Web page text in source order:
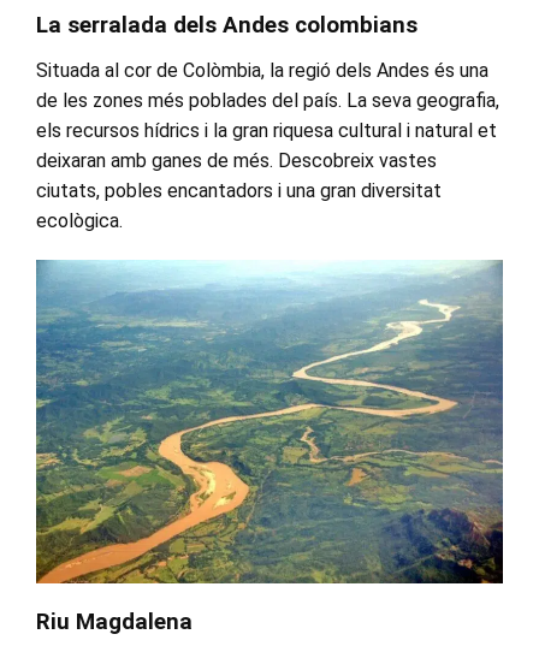
La serralada dels Andes colombians
Situada al cor de Colòmbia, la regió dels Andes és una
de les zones més poblades del país. La seva geografia,
els recursos hídrics i la gran riquesa cultural i natural et
deixaran amb ganes de més. Descobreix vastes
ciutats, pobles encantadors i una gran diversitat
ecològica.
Riu Magdalena